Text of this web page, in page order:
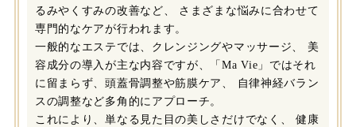
るみやくすみの改善など、 さまざまな悩みに合わせて
専門的なケアが行われます。
一般的なエステでは、クレンジングやマッサージ、 美
容成分の導入が主な内容ですが、「Ma Vie」ではそれ
に留まらず、頭蓋骨調整や筋膜ケア、 自律神経バラン
スの調整など多角的にアプローチ。
これにより、単なる見た目の美しさだけでなく、 健康